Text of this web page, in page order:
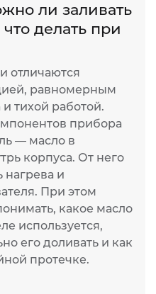
ли заливать
делать при
отличаются
равномерным
тихой работой.
прибора
— масло в
корпуса. От него
нагрева и
При этом
какое масло
используется,
его доливать и как
протечке.